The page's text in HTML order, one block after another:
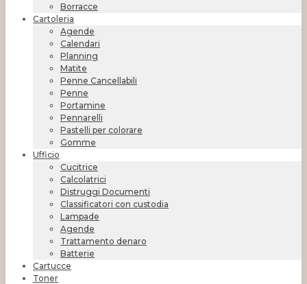
Borracce
Cartoleria
Agende
Calendari
Planning
Matite
Penne Cancellabili
Penne
Portamine
Pennarelli
Pastelli per colorare
Gomme
Ufficio
Cucitrice
Calcolatrici
Distruggi Documenti
Classificatori con custodia
Lampade
Agende
Trattamento denaro
Batterie
Cartucce
Toner